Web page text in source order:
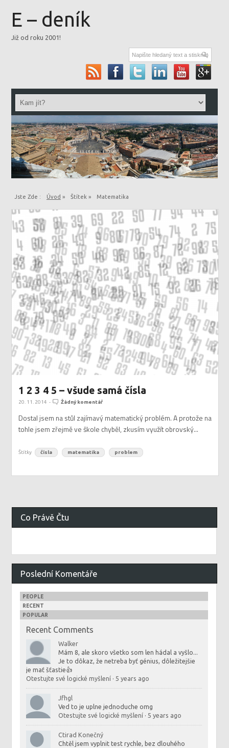
E – deník
Již od roku 2001!
Jste Zde : Úvod » Štítek » Matematika
1 2 3 4 5 – všude samá čísla
20. 11. 2014 - Žádný komentář
Dostal jsem na stůl zajímavý matematický problém. A protože na
tohle jsem zřejmě ve škole chyběl, zkusím využít obrovský...
Štítky čísla matematika problem
Co Právě Čtu
Poslední Komentáře
PEOPLE
RECENT
POPULAR
Recent Comments
Walker
Mám 8, ale skoro všetko som len hádal a vyšlo...
Je to dôkaz, že netreba byť génius, dôležitejšie
je mať šťastie👍
Otestujte své logické myšlení · 5 years ago
Jfhgl
Ved to je uplne jednoduche omg
Otestujte své logické myšlení · 5 years ago
Ctirad Konečný
Chtěl jsem vyplnit test rychle, bez dlouhého